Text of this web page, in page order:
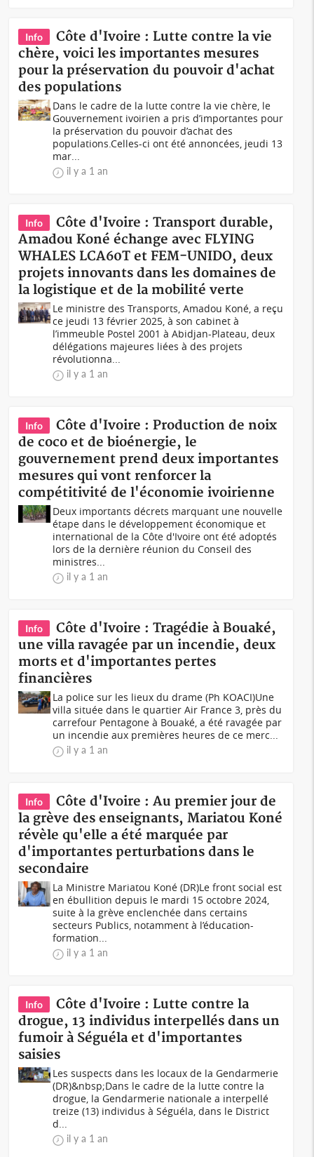
Info
Côte d'Ivoire : Lutte contre la vie
chère, voici les importantes mesures
pour la préservation du pouvoir d'achat
des populations
Dans le cadre de la lutte contre la vie chère, le
Gouvernement ivoirien a pris d’importantes pour
la préservation du pouvoir d’achat des
populations.Celles-ci ont été annoncées, jeudi 13
mar...
il y a 1 an
Info
Côte d'Ivoire : Transport durable,
Amadou Koné échange avec FLYING
WHALES LCA60T et FEM-UNIDO, deux
projets innovants dans les domaines de
la logistique et de la mobilité verte
Le ministre des Transports, Amadou Koné, a reçu
ce jeudi 13 février 2025, à son cabinet à
l’immeuble Postel 2001 à Abidjan-Plateau, deux
délégations majeures liées à des projets
révolutionna...
il y a 1 an
Info
Côte d'Ivoire : Production de noix
de coco et de bioénergie, le
gouvernement prend deux importantes
mesures qui vont renforcer la
compétitivité de l'économie ivoirienne
Deux importants décrets marquant une nouvelle
étape dans le développement économique et
international de la Côte d'Ivoire ont été adoptés
lors de la dernière réunion du Conseil des
ministres...
il y a 1 an
Info
Côte d'Ivoire : Tragédie à Bouaké,
une villa ravagée par un incendie, deux
morts et d'importantes pertes
financières
La police sur les lieux du drame (Ph KOACI)Une
villa située dans le quartier Air France 3, près du
carrefour Pentagone à Bouaké, a été ravagée par
un incendie aux premières heures de ce merc...
il y a 1 an
Info
Côte d'Ivoire : Au premier jour de
la grève des enseignants, Mariatou Koné
révèle qu'elle a été marquée par
d'importantes perturbations dans le
secondaire
La Ministre Mariatou Koné (DR)Le front social est
en ébullition depuis le mardi 15 octobre 2024,
suite à la grève enclenchée dans certains
secteurs Publics, notamment à l’éducation-
formation...
il y a 1 an
Info
Côte d'Ivoire : Lutte contre la
drogue, 13 individus interpellés dans un
fumoir à Séguéla et d'importantes
saisies
Les suspects dans les locaux de la Gendarmerie
(DR)&nbsp;Dans le cadre de la lutte contre la
drogue, la Gendarmerie nationale a interpellé
treize (13) individus à Séguéla, dans le District
d...
il y a 1 an